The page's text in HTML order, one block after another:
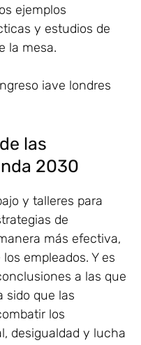
ejemplos
y estudios de
la mesa.
las
2030
y talleres para
de
más efectiva,
empleados. Y es
a las que
sido que las
los
desigualdad y lucha